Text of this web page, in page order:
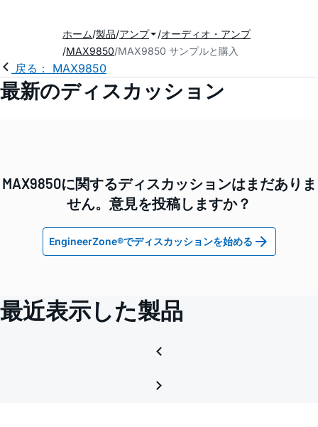
ホーム 製品 アンプ
オーディオ・アンプ
MAX9850 MAX9850 サンプルと購入
戻る： MAX9850
最新のディスカッション
MAX9850に関するディスカッションはまだありま
せん。意見を投稿しますか？
EngineerZone®でディスカッションを始める
最近表示した製品